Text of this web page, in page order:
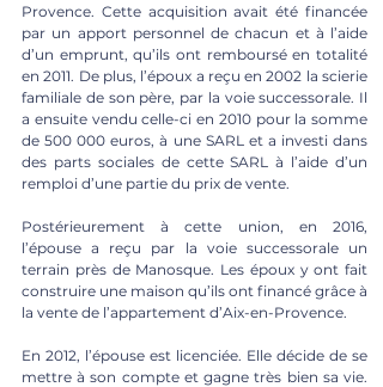
Provence. Cette acquisition avait été financée
par un apport personnel de chacun et à l’aide
d’un emprunt, qu’ils ont remboursé en totalité
en 2011. De plus, l’époux a reçu en 2002 la scierie
familiale de son père, par la voie successorale. Il
a ensuite vendu celle-ci en 2010 pour la somme
de 500 000 euros, à une SARL et a investi dans
des parts sociales de cette SARL à l’aide d’un
remploi d’une partie du prix de vente.
Postérieurement à cette union, en 2016,
l’épouse a reçu par la voie successorale un
terrain près de Manosque. Les époux y ont fait
construire une maison qu’ils ont financé grâce à
la vente de l’appartement d’Aix-en-Provence.
En 2012, l’épouse est licenciée. Elle décide de se
mettre à son compte et gagne très bien sa vie.